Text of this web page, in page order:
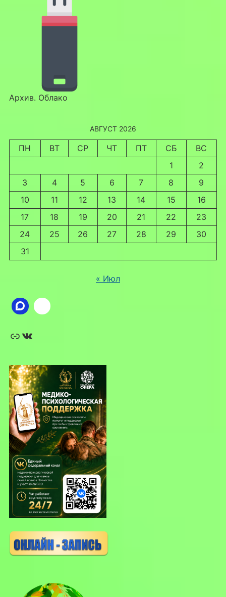
Архив. Облако
АВГУСТ 2026
ПН ВТ СР ЧТ ПТ СБ
ВС
1
2
3
4 5 6 7 8
9
10
11 12 13 14 15
16
17
18 19 20 21 22
23
24
25 26 27 28 29
30
31
« Июл
Ссылка